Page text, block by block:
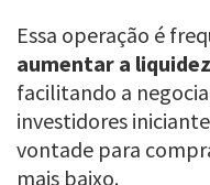
Essa operação é
aumentar a liquidez
facilitando a
investidores
vontade para
mais baixo.